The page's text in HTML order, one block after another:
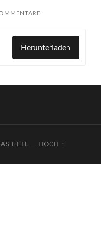
Herunterladen
ETTL — HOCH ↑